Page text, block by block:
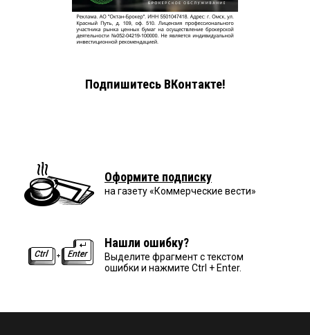
Подпишитесь ВКонтакте!
Оформите подписку
на газету «Коммерческие вести»
Нашли ошибку?
Выделите фрагмент с текстом
ошибки и нажмите Ctrl + Enter.